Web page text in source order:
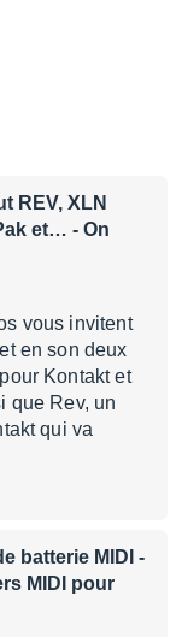
REV, XLN
et… - On
vous invitent
en son deux
Kontakt et
que Rev, un
qui va
batterie MIDI -
MIDI pour